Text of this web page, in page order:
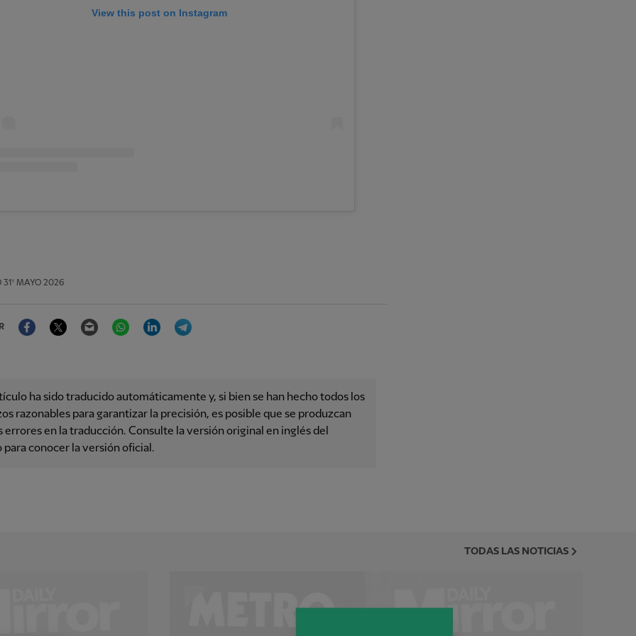
View this post on Instagram
31º MAYO 2026
FacebookTwitter Email WhatsAppLinkedIn
ha sido traducido automáticamente y, si bien se han hecho todos los
razonables para garantizar la precisión, es posible que se produzcan
errores en la traducción. Consulte la versión original en inglés del
para conocer la versión oficial.
TODAS LAS NOTICIAS